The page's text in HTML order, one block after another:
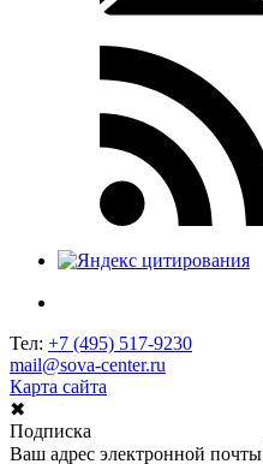
Тел: +7 (495) 517-9230
mail@sova-center.ru
Карта сайта
✖
Подписка
Ваш адрес электронной почты